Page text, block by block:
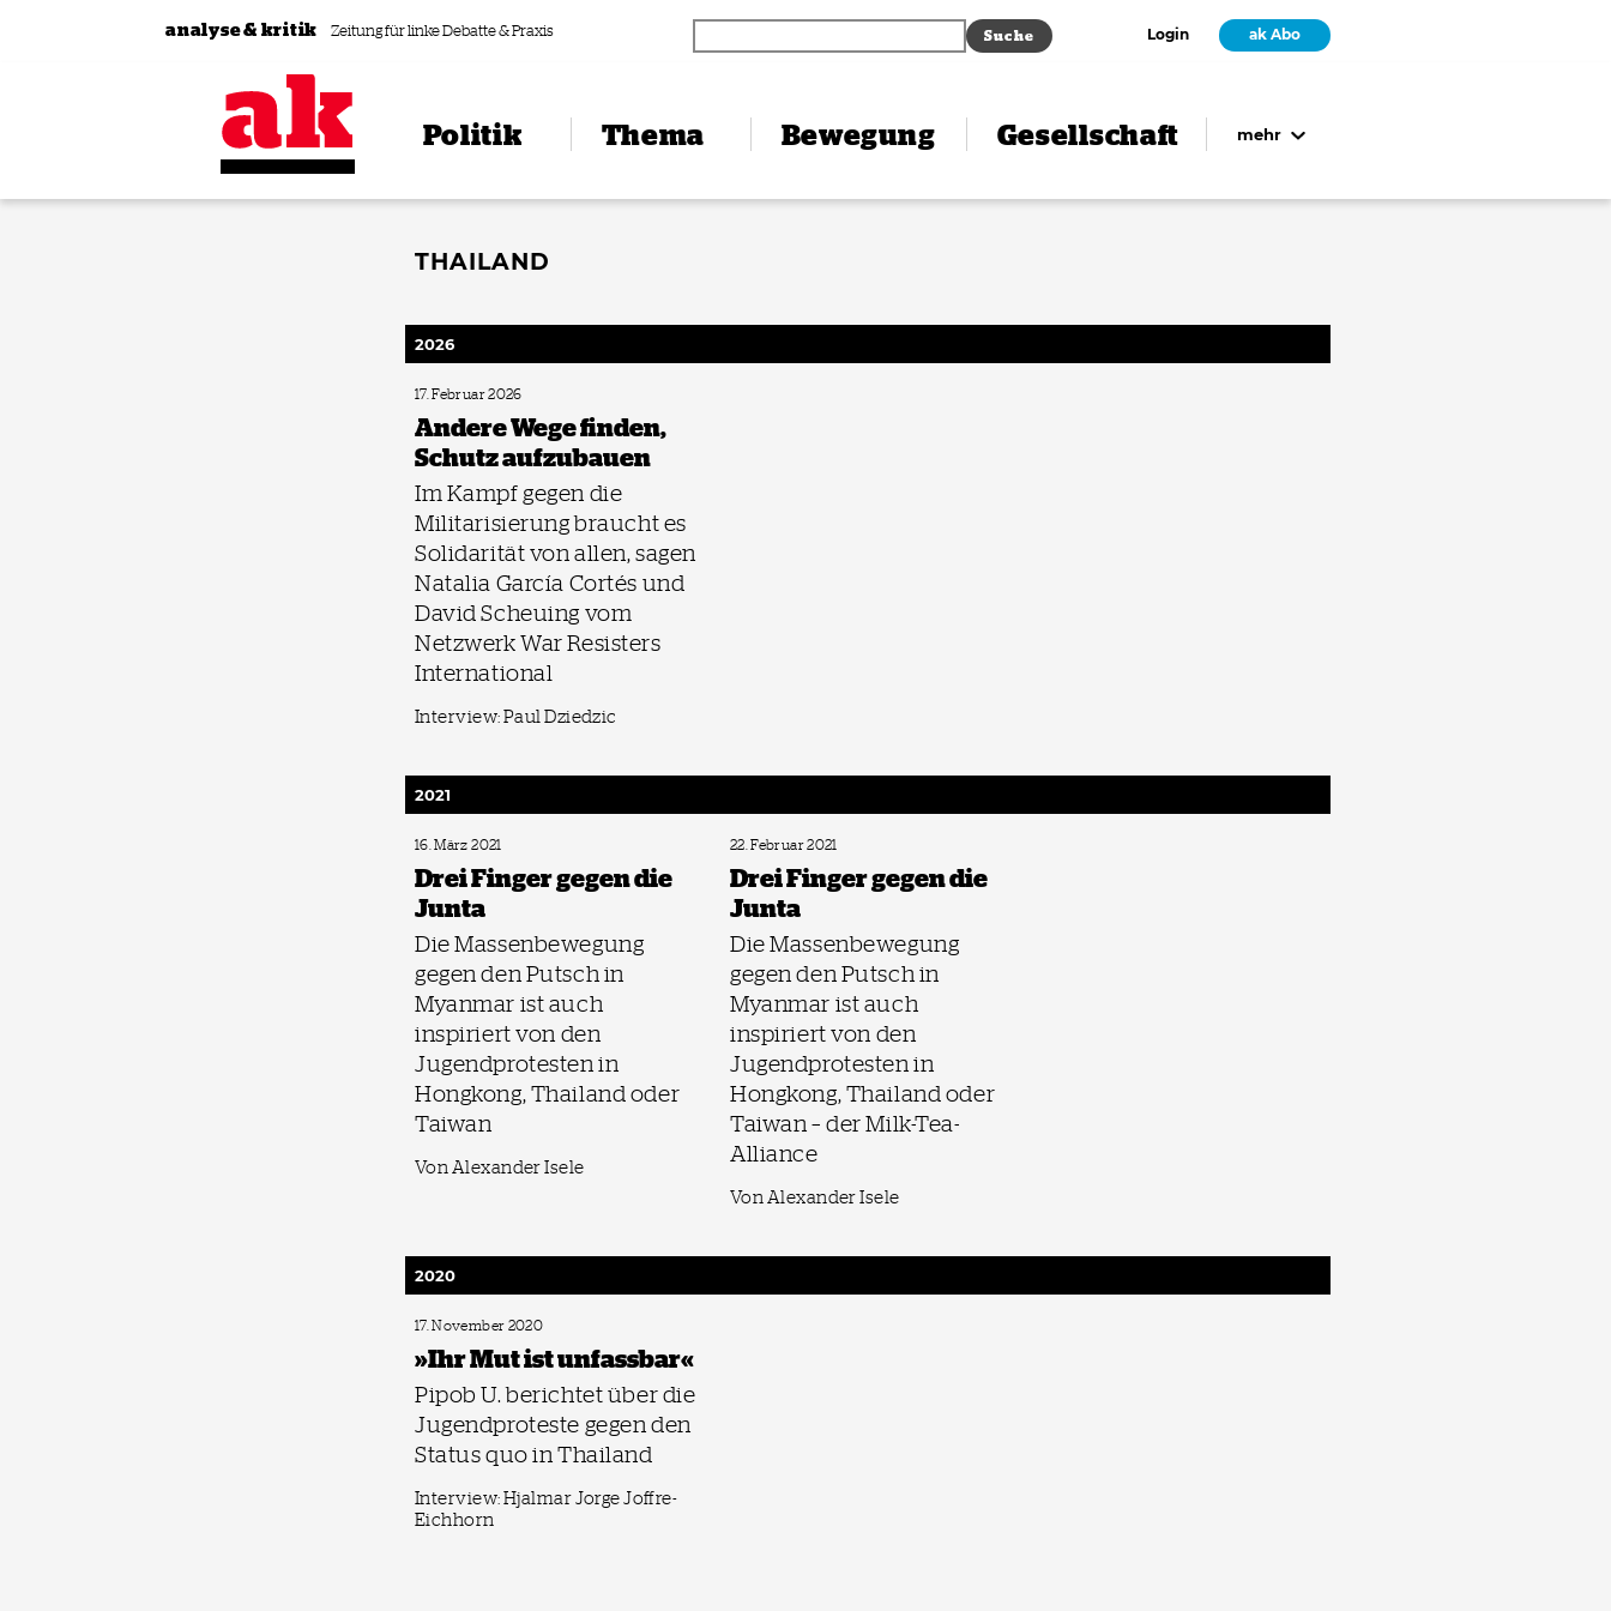
Zum Inhalt springen
analyse & kritik Zeitung für linke Debatte & Praxis Login ak Abo
Politik Thema Bewegung Gesellschaft mehr
THAILAND
2026
17. Februar 2026
Andere Wege finden,
Schutz aufzubauen
Im Kampf gegen die
Militarisierung braucht es
Solidarität von allen, sagen
Natalia García Cortés und
David Scheuing vom
Netzwerk War Resisters
International
Interview: Paul Dziedzic
2021
16. März 2021
Drei Finger gegen die
Junta
Die Massenbewegung
gegen den Putsch in
Myanmar ist auch
inspiriert von den
Jugendprotesten in
Hongkong, Thailand oder
Taiwan
Von Alexander Isele
22. Februar 2021
Drei Finger gegen die
Junta
Die Massenbewegung
gegen den Putsch in
Myanmar ist auch
inspiriert von den
Jugendprotesten in
Hongkong, Thailand oder
Taiwan – der Milk-Tea-
Alliance
Von Alexander Isele
2020
17. November 2020
»Ihr Mut ist unfassbar«
Pipob U. berichtet über die
Jugendproteste gegen den
Status quo in Thailand
Interview: Hjalmar Jorge Joffre-
Eichhorn